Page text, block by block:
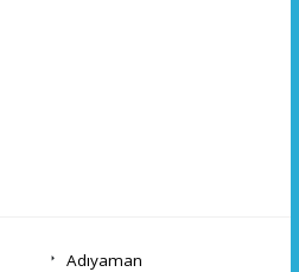
Adıyaman